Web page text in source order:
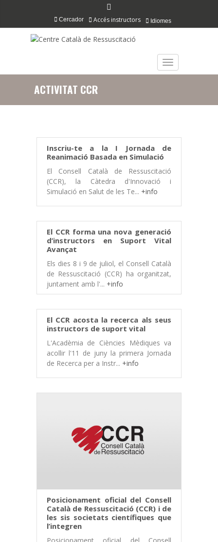
Idiomes
Accés instructors
Cercador
TOGGLE
ACTIVITAT CCR
Inscriu-te a la I Jornada de
Reanimació Basada en Simulació
El Consell Català de Ressuscitació
(CCR), la Càtedra d'Innovació i
Simulació en Salut de les Te... +info
El CCR forma una nova generació
d’instructors en Suport Vital
Avançat
Els dies 8 i 9 de juliol, el Consell Català
de Ressuscitació (CCR) ha organitzat,
juntament amb l'... +info
El CCR acosta la recerca als seus
instructors de suport vital
L'Acadèmia de Ciències Mèdiques va
acollir l'11 de juny la primera Jornada
de Recerca per a Instr... +info
Posicionament oficial del Consell
Català de Ressuscitació (CCR) i de
les sis societats científiques que
l’integren
Posicionament oficial del Consell